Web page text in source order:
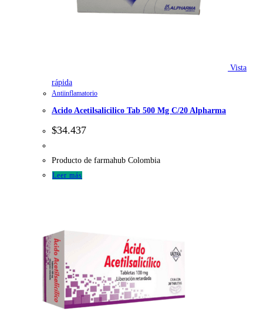
Vista
rápida
Antiinflamatorio
Acido Acetilsalicilico Tab 500 Mg C/20 Alpharma
$34.437
Producto de farmahub Colombia
Leer más